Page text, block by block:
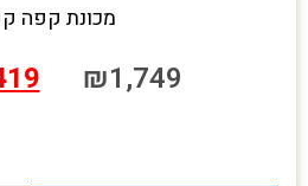
מכונת קפה
₪1,749